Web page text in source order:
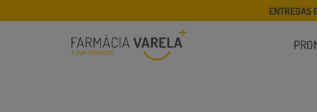
ENTREGAS